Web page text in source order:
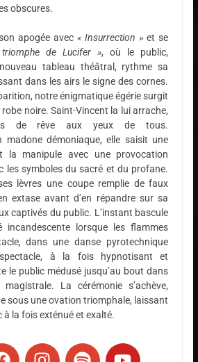
obscures.
apogée avec« Insurrection » et se
de Lucifer », où le public,
tableau théâtral, rythme sa
dans les airs le signe des cornes.
notre énigmatique égérie surgit
noire. Saint-Vincent la lui arrache,
de rêve aux yeux de tous.
madone démoniaque, elle saisit une
la manipule avec une provocation
les symboles du sacré et du profane.
lèvres une coupe remplie de faux
extase avant d’en répandre sur sa
captivés du public. L’instant bascule
incandescente lorsque les flammes
dans une danse pyrotechnique
à la fois hypnotisant et
le public médusé jusqu’au bout dans
La cérémonie s’achève,
sous une ovation triomphale, laissant
à la fois exténué et exalté.